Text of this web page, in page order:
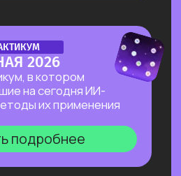
введение
принципы,
по работе
делает первые
2